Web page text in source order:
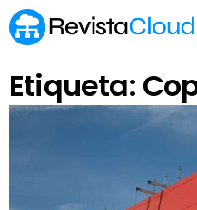
Etiqueta: